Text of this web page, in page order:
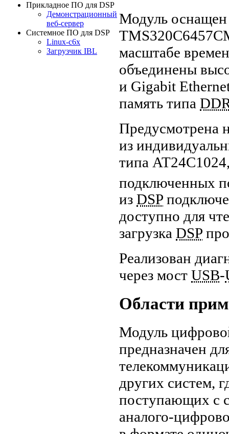
Прикладное ПО для DSP
Демонстрационный
веб-сервер
Системное ПО для DSP
Linux-c6x
Загрузчик IBL
Модуль
масштабе
объединены
и Gigabit
память типа
Предусмотрена
из
типа
подключенных
из DSP
доступно для
загрузка DSP
Реализован
через мост USB-
Области
Модуль
предназначен
других систем,
поступающих с
аналого-